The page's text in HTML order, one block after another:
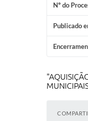
Nº do
Publicado